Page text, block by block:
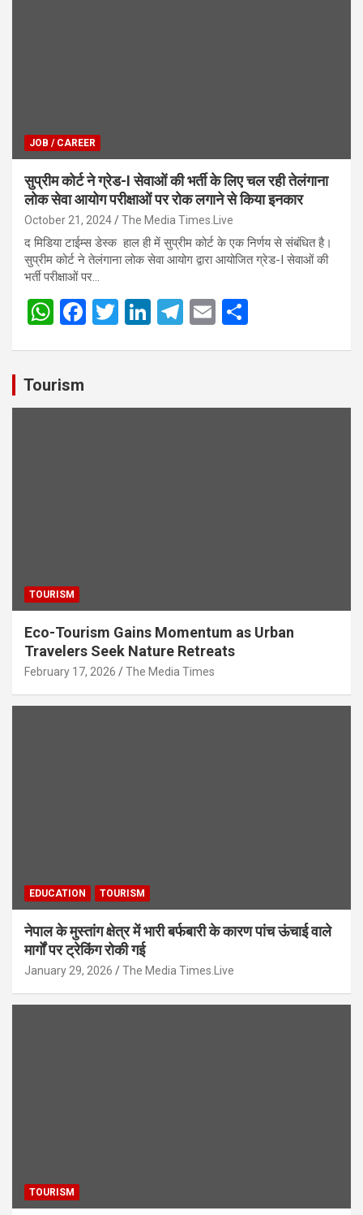
JOB / CAREER
सुप्रीम कोर्ट ने ग्रेड-I सेवाओं की भर्ती के लिए चल रही तेलंगाना
लोक सेवा आयोग परीक्षाओं पर रोक लगाने से किया इनकार
October 21, 2024 The Media Times.Live
द मिडिया टाईम्स डेस्क हाल ही में सुप्रीम कोर्ट के एक निर्णय से संबंधित है।
सुप्रीम कोर्ट ने तेलंगाना लोक सेवा आयोग द्वारा आयोजित ग्रेड-I सेवाओं की
भर्ती परीक्षाओं पर…
W
s
A
F
o
T
Li
n
T
a
E
Tourism
TOURISM
Eco-Tourism Gains Momentum as Urban
Travelers Seek Nature Retreats
February 17, 2026 The Media Times
EDUCATION TOURISM
नेपाल के मुस्तांग क्षेत्र में भारी बर्फबारी के कारण पांच ऊंचाई वाले
मार्गों पर ट्रेकिंग रोकी गई
January 29, 2026 The Media Times.Live
TOURISM